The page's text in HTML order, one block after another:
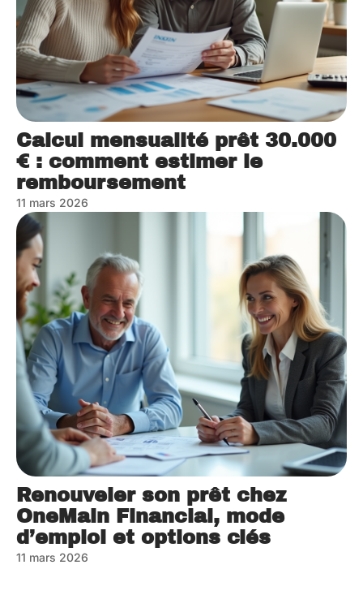
Calcul mensualité prêt 30.000
€ : comment estimer le
remboursement
11 mars 2026
Renouveler son prêt chez
OneMain Financial, mode
d’emploi et options clés
11 mars 2026